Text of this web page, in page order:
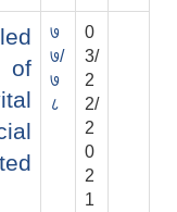
of
७
७/
७
८
0
3/
2
2/
2
0
2
1